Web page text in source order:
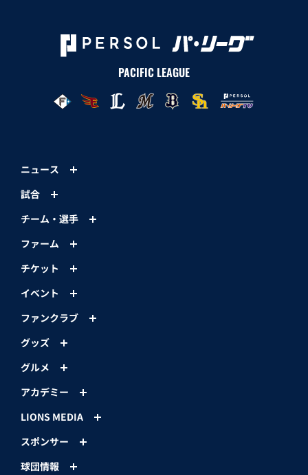
PACIFIC LEAGUE
ニュース
試合
チーム・選手
ファーム
チケット
イベント
ファンクラブ
グッズ
グルメ
アカデミー
LIONS MEDIA
スポンサー
球団情報